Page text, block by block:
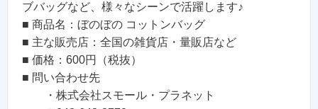
ブバッグなど、様々なシーンで活躍します♪
■ 商品名：ぼのぼの コットンバッグ
■ 主な販売店：全国の雑貨店・量販店など
■ 価格：600円（税抜）
■ 問い合わせ先
・株式会社スモール・プラネット